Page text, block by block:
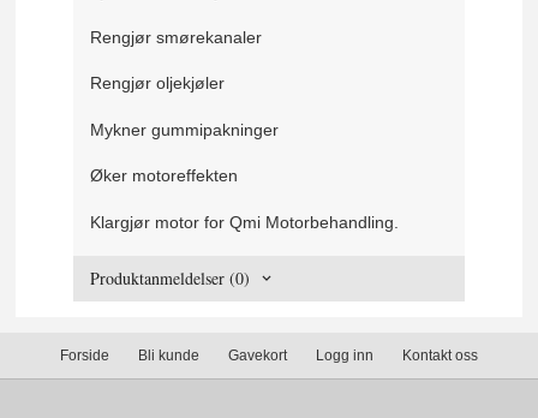
Rengjør smørekanaler
Rengjør oljekjøler
Mykner gummipakninger
Øker motoreffekten
Klargjør motor for Qmi Motorbehandling.
Produktanmeldelser (0)
Forside Bli kunde Gavekort Logg inn Kontakt oss